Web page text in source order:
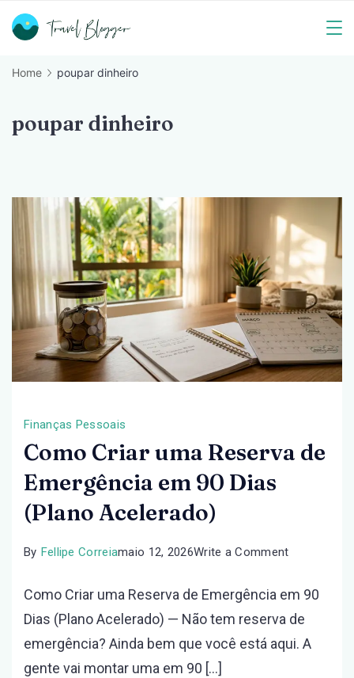
Skip
Blogger
Home poupar dinheiro
poupar dinheiro
Finanças Pessoais
Como Criar uma Reserva de
Emergência em 90 Dias
(Plano Acelerado)
By Fellipe Correiamaio 12, 2026Write a Commenton
Criar
uma
Reserva
Como Criar uma Reserva de Emergência em 90
Dias (Plano Acelerado) — Não tem reserva de
emergência? Ainda bem que você está aqui. A
gente vai montar uma em 90 […]